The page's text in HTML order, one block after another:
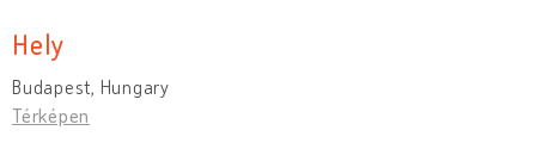
Hely
Budapest, Hungary
Térképen